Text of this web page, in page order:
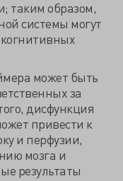
таким образом,
системы могут
может быть
за
дисфункция
привести к
и перфузии,
мозга и
результаты